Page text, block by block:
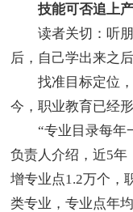
技能可否追上
读者关切：听朋
后，自己学出来之
找准目标定位，
今，职业教育已经
“专业目录每年一
负责人介绍，近5年
增专业点1.2万个，
类专业，专业点年均